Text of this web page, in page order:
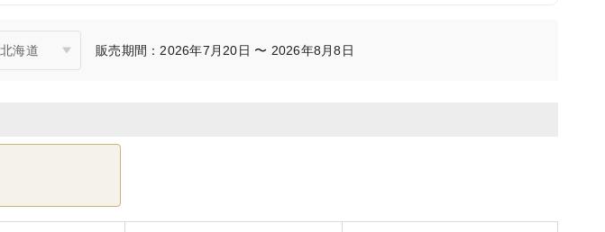
販売期間：2026年7月20日 〜 2026年8月8日